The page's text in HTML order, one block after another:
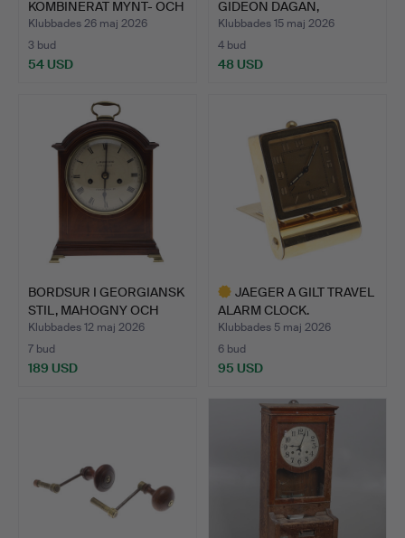
KOMBINERAT MYNT- OCH
F…
Klubbades 26 maj 2026
3 bud
54 USD
GIDEON DAGAN,
BORDSKLO…
Klubbades 15 maj 2026
4 bud
48 USD
BORDSUR I GEORGIANSK
STIL, MAHOGNY OCH
BOX…
Klubbades 12 maj 2026
7 bud
189 USD
JAEGER A GILT TRAVEL
ALARM CLOCK.
Klubbades 5 maj 2026
6 bud
95 USD